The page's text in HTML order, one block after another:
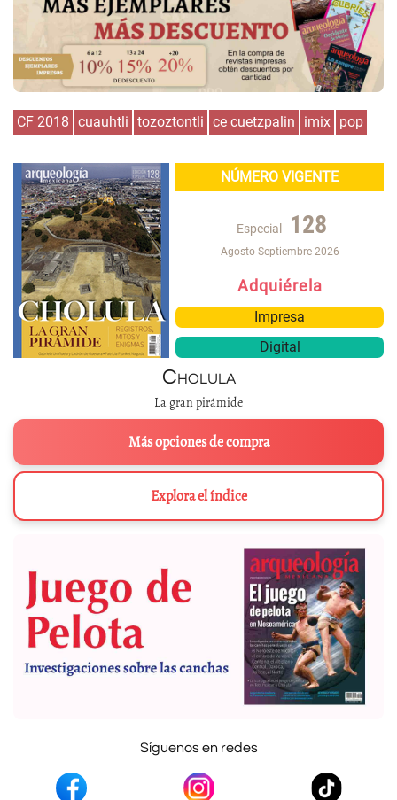
CF 2018 cuauhtli tozoztontli ce cuetzpalin imix pop
NÚMERO VIGENTE
Especial 128
Agosto-Septiembre 2026
Adquiérela
Impresa
Digital
Cholula
La gran pirámide
Más opciones de compra
Explora el índice
Síguenos en redes